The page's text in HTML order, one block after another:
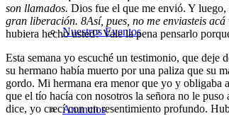
Nuestros Eventos
Anuncios
son llamados. Dios fue el que me envió. Y
gran liberación. 8Así, pues, no me enviasteis
hubiera hecho usted? Vale la pena pensarlo
Esta semana yo escuché un testimonio, que deje
su hermano había muerto por una paliza que su
gordo. Mi hermana era menor que yo y obligaba
que el tío hacía con nosotros la señora no le
dice, yo crecí con un resentimiento profundo.